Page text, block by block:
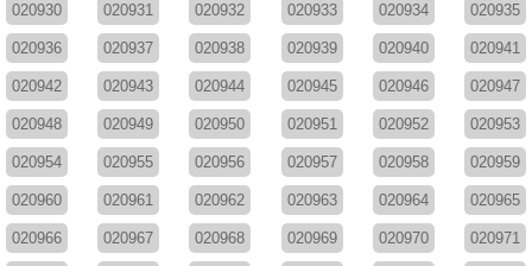
020930 020931 020932 020933 020934 020935
020936 020937 020938 020939 020940 020941
020942 020943 020944 020945 020946 020947
020948 020949 020950 020951 020952 020953
020954 020955 020956 020957 020958 020959
020960 020961 020962 020963 020964 020965
020966 020967 020968 020969 020970 020971